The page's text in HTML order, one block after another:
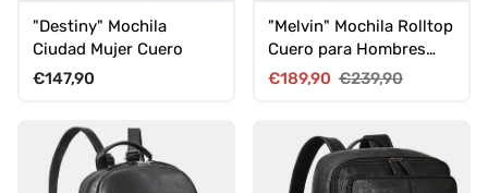
"Destiny" Mochila
Ciudad Mujer Cuero
Precio normal
€147,90
"Melvin" Mochila Rolltop
Cuero para Hombres
Grande Vintage
Precio de venta
€189,90 Precio normal
€239,90